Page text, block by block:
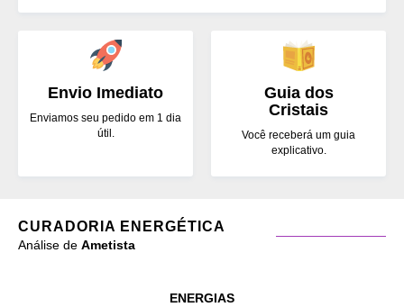
Envio Imediato
Enviamos seu pedido em 1 dia
útil.
Guia dos
Cristais
Você receberá um guia
explicativo.
CURADORIA ENERGÉTICA
Análise de Ametista
ENERGIAS